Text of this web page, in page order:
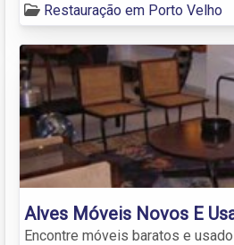
Restauração em Porto Velho
Alves Móveis Novos E
Encontre móveis baratos e